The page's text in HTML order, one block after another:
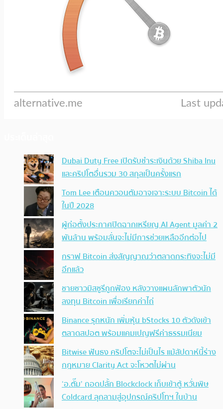
Dubai Duty Free เปิดรับชำระเงินด้วย Shiba Inu
และคริปโตอื่นรวม 30 สกุลเป็นครั้งแรก
Tom Lee เตือนควอนตัมอาจเจาะระบบ Bitcoin ได้
ในปี 2028
ผู้ก่อตั้งประกาศปิดฉากเหรียญ AI Agent มูลค่า 2
พันล้าน พร้อมลั่นจะไม่มีการช่วยเหลืออีกต่อไป
กราฟ Bitcoin ส่งสัญญาณว่าตลาดกระทิงจะไม่มี
อีกแล้ว
ชายชาวมิสซูรีถูกฟ้อง หลังวางแผนลักพาตัวนัก
ลงทุน Bitcoin เพื่อเรียกค่าไถ่
Binance รุกหนัก เพิ่มหุ้น bStocks 10 ตัวดังเข้า
ตลาดสปอต พร้อมแคมเปญฟรีค่าธรรมเนียม
Bitwise ฟันธง คริปโตจะไม่เป็นไร แม้สัปดาห์นี้ร่าง
กฎหมาย Clarity Act จะโหวตไม่ผ่าน
‘อ.ตั๊ม’ ถอดปลั้ก Blockclock เก็บเข้าตู้ หวั่นพิษ
Coldcard ลุกลามสู่อุปกรณ์คริปโทฯ ในบ้าน